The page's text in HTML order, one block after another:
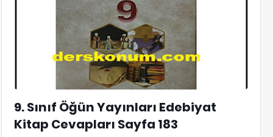
9. Sınıf Öğün Yayınları Edebiyat
Kitap Cevapları Sayfa 183